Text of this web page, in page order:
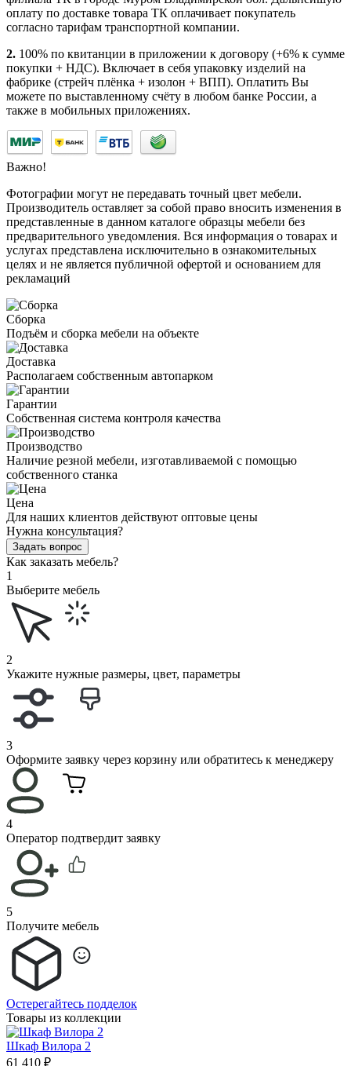
оплату по доставке товара ТК оплачивает покупатель
согласно тарифам транспортной компании.
2. 100% по квитанции в приложении к договору (+6% к сумме
покупки + НДС). Включает в себя упаковку изделий на
фабрике (стрейч плёнка + изолон + ВПП). Оплатить Вы
можете по выставленному счёту в любом банке России, а
также в мобильных приложениях.
Важно!
Фотографии могут не передавать точный цвет мебели.
Производитель оставляет за собой право вносить изменения в
представленные в данном каталоге образцы мебели без
предварительного уведомления. Вся информация о товарах и
услугах представлена исключительно в ознакомительных
целях и не является публичной офертой и основанием для
рекламаций
Сборка
Подъём и сборка мебели на объекте
Доставка
Располагаем собственным автопарком
Гарантии
Собственная система контроля качества
Производство
Наличие резной мебели, изготавливаемой с помощью
собственного станка
Цена
Для наших клиентов действуют оптовые цены
Нужна консультация?
Задать вопрос
Как заказать мебель?
1
Выберите мебель
2
Укажите нужные размеры, цвет, параметры
3
Оформите заявку через корзину или обратитесь к менеджеру
4
Оператор подтвердит заявку
5
Получите мебель
Остерегайтесь подделок
Товары из коллекции
Шкаф Вилора 2
61 410 ₽